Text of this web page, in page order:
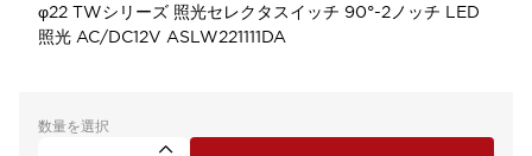
φ22 TWシリーズ 照光セレクタスイッチ 90°-2ノッチ LED
照光 AC/DC12V ASLW221111DA
数量を選択